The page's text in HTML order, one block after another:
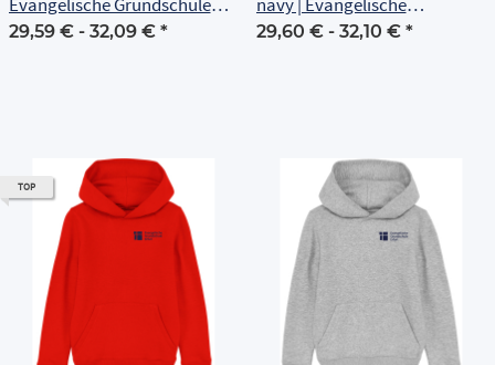
Erfurt
29,59 € - 32,09 € *
Grundschule Erfurt
29,60 € - 32,10 € *
TOP